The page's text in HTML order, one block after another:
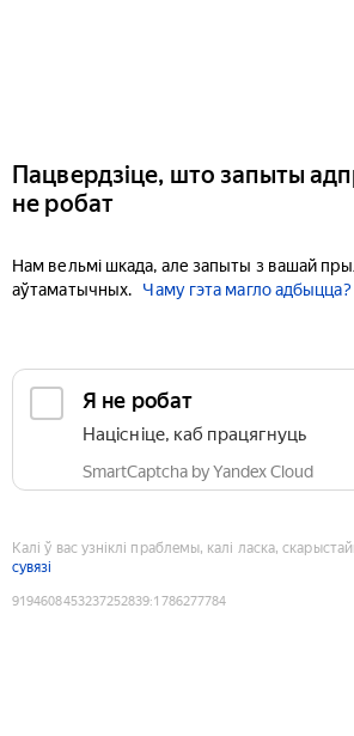
Пацвердзіце, што запыты
не робат
Нам вельмі шкада, але запыты з вашай
аўтаматычных.
Чаму гэта магло адбыцца?
Я не робат
Націсніце, каб працягнуць
SmartCaptcha by Yandex Cloud
Калі ў вас узніклі праблемы, калі ласка,
сувязі
9194608453237252839:1786277784